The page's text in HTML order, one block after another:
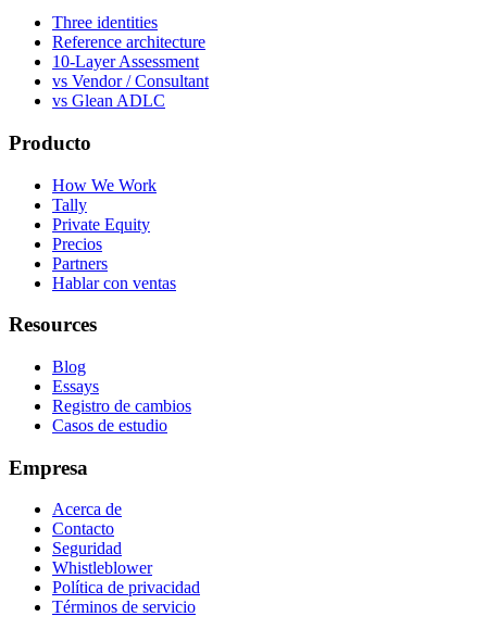
Three identities
Reference architecture
10-Layer Assessment
vs Vendor / Consultant
vs Glean ADLC
Producto
How We Work
Tally
Private Equity
Precios
Partners
Hablar con ventas
Resources
Blog
Essays
Registro de cambios
Casos de estudio
Empresa
Acerca de
Contacto
Seguridad
Whistleblower
Política de privacidad
Términos de servicio